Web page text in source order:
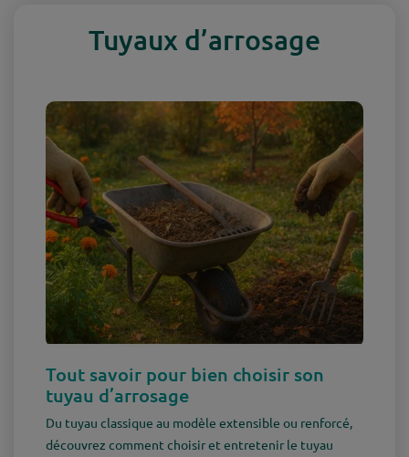
Tuyaux d’arrosage
Tout savoir pour bien choisir son
tuyau d’arrosage
Du tuyau classique au modèle extensible ou renforcé,
découvrez comment choisir et entretenir le tuyau